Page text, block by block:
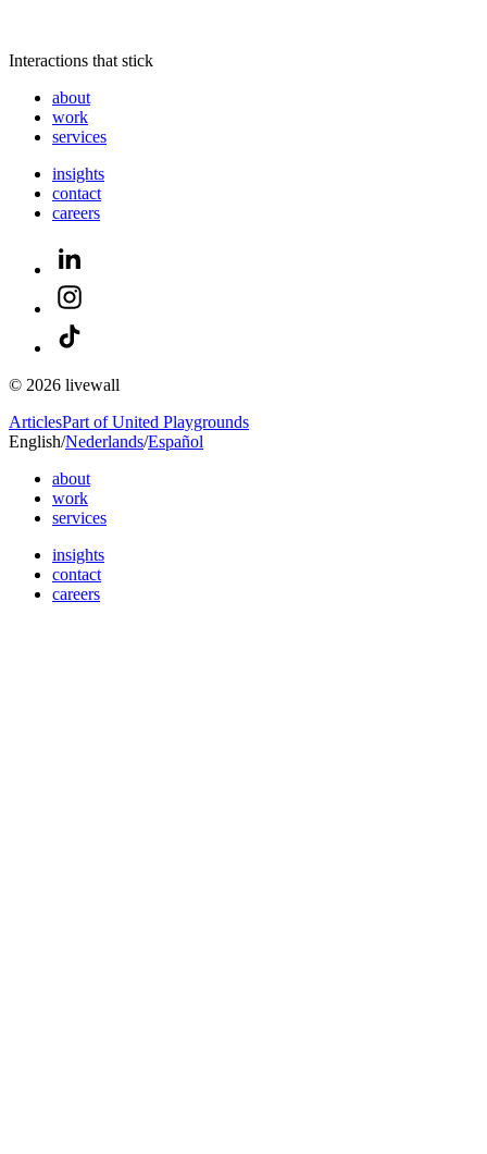
Interactions that stick
about
work
services
insights
contact
careers
© 2026 livewall
ArticlesPart of United Playgrounds
English/Nederlands/Español
about
work
services
insights
contact
careers